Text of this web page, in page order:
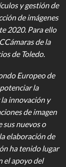
y gestión de
de imágenes
2020. Para ello
de la
de Toledo.
Europeo de
la
innovación y
de imagen
sus nuevos o
elaboración de
ha tenido lugar
el apoyo del